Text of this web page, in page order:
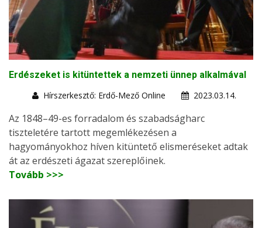
Erdészeket is kitüntettek a nemzeti ünnep alkalmával
Hírszerkesztő: Erdő-Mező Online
2023.03.14.
Az 1848–49-es forradalom és szabadságharc
tiszteletére tartott megemlékezésen a
hagyományokhoz híven kitüntető elismeréseket adtak
át az erdészeti ágazat szereplőinek.
Tovább >>>